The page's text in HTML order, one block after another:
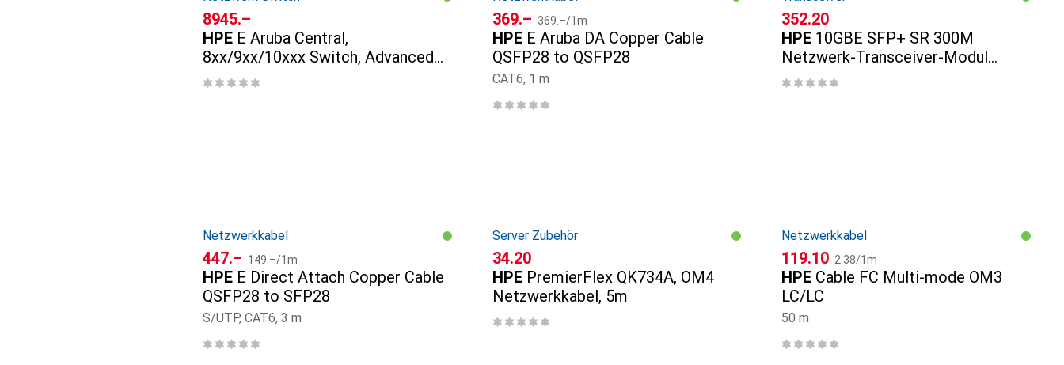
CHF
8945.–
HPE E Aruba Central,
8xx/9xx/10xxx Switch, Advanced
Subscription, 1 year, E-STU
CHF
369.– CHF
369.–/1m
HPE E Aruba DA Copper Cable
QSFP28 to QSFP28
CAT6, 1 m
CHF
352.20
HPE 10GBE SFP+ SR 300M
Netzwerk-Transceiver-Modul
Faseroptik 100000 Mbit/s QSFP28
Netzwerkkabel
CHF
447.– CHF
149.–/1m
HPE E Direct Attach Copper Cable
QSFP28 to SFP28
S/UTP, CAT6, 3 m
Server Zubehör
CHF
34.20
HPE PremierFlex QK734A, OM4
Netzwerkkabel, 5m
Netzwerkkabel
CHF
119.10 CHF
2.38/1m
HPE Cable FC Multi-mode OM3
LC/LC
50 m